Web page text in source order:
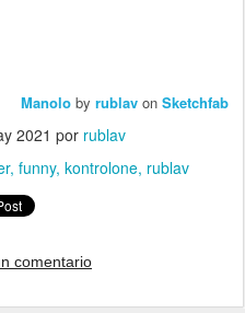
Manolo by rublav on Sketchfab
2021 por rublav
funny kontrolone rublav
comentario